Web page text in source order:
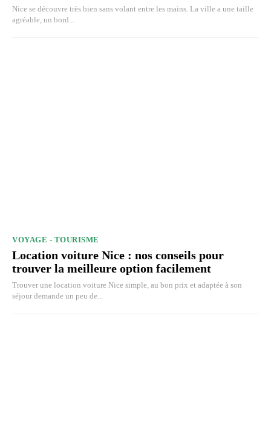
Nice se découvre très bien sans volant entre les mains. La ville a une taille
agréable, un bord...
VOYAGE - TOURISME
Location voiture Nice : nos conseils pour
trouver la meilleure option facilement
Trouver une location voiture Nice simple, au bon prix et adaptée à son
séjour demande un peu de...